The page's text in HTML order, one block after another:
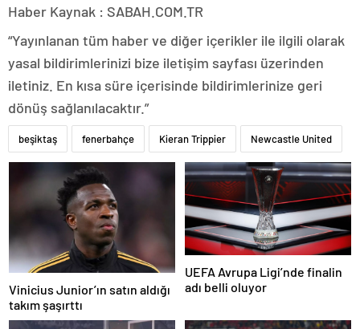
Haber Kaynak : SABAH.COM.TR
“Yayınlanan tüm haber ve diğer içerikler ile ilgili olarak
yasal bildirimlerinizi bize iletişim sayfası üzerinden
iletiniz. En kısa süre içerisinde bildirimlerinize geri
dönüş sağlanılacaktır.”
beşiktaş fenerbahçe Kieran Trippier Newcastle United
Vinicius Junior’ın satın aldığı
takım şaşırttı
UEFA Avrupa Ligi’nde finalin
adı belli oluyor